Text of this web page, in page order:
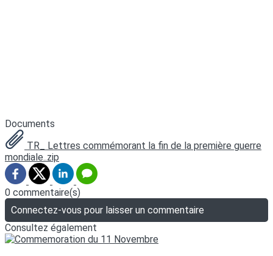
Documents
TR_ Lettres commémorant la fin de la première guerre
mondiale..zip
0 commentaire(s)
Connectez-vous pour laisser un commentaire
Consultez également